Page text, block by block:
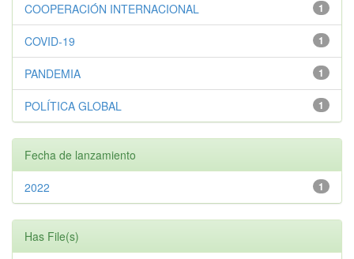
1
COOPERACIÓN INTERNACIONAL
1
COVID-19
1
PANDEMIA
1
POLÍTICA GLOBAL
Fecha de lanzamiento
1
2022
Has File(s)